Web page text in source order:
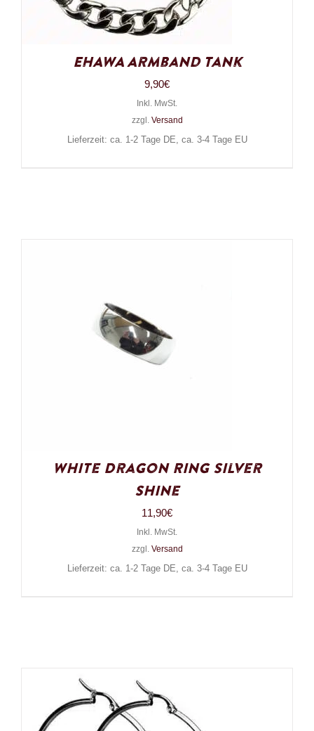
EHAWA Armband Tank
9,90€
Inkl. MwSt.
zzgl. Versand
Lieferzeit: ca. 1-2 Tage DE, ca. 3-4 Tage EU
White Dragon Ring Silver
Shine
11,90€
Inkl. MwSt.
zzgl. Versand
Lieferzeit: ca. 1-2 Tage DE, ca. 3-4 Tage EU